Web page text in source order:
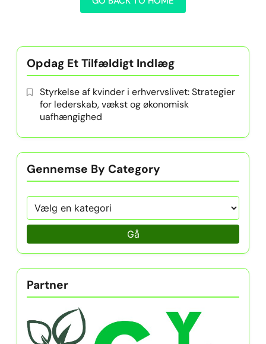
Opdag Et Tilfældigt Indlæg
Styrkelse af kvinder i erhvervslivet: Strategier
for lederskab, vækst og økonomisk
uafhængighed
Gennemse By Category
Gå
Partner